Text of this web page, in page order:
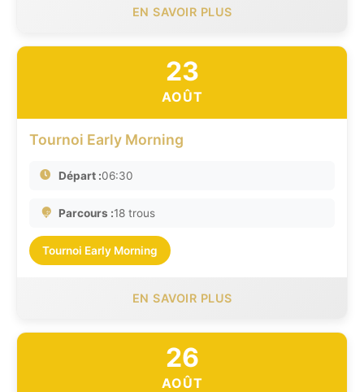
EN SAVOIR PLUS
23
AOÛT
Tournoi Early Morning
Départ :06:30
Parcours :18 trous
Tournoi Early Morning
EN SAVOIR PLUS
26
AOÛT